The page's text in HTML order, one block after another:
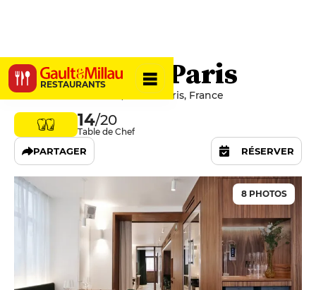
RESTAURANTS
La Condesa Paris
13 Rue Claude-Rodier, 75009 Paris, France
14/20
Table de Chef
PARTAGER RÉSERVER
8 PHOTOS